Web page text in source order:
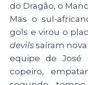
do Dragão, o
Mas o sul-
gols e virou o
devils saíram
equipe de José
copeiro,